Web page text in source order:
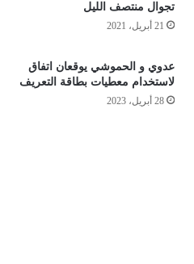
تجوال منتصف الليل
21 أبريل، 2021
عدوي و الحموشي يوقعان اتفاق
لاستخدام معطيات بطاقة التعريف
28 أبريل، 2023